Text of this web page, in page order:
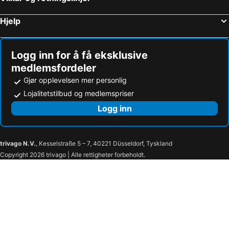
Hjelp
Logg inn for å få eksklusive
medlemsfordeler
Gjør opplevelsen mer personlig
Lojalitetstilbud og medlemspriser
Logg inn
trivago N.V., Kesselstraße 5 – 7, 40221 Düsseldorf, Tyskland
Copyright 2026 trivago | Alle rettigheter forbeholdt.